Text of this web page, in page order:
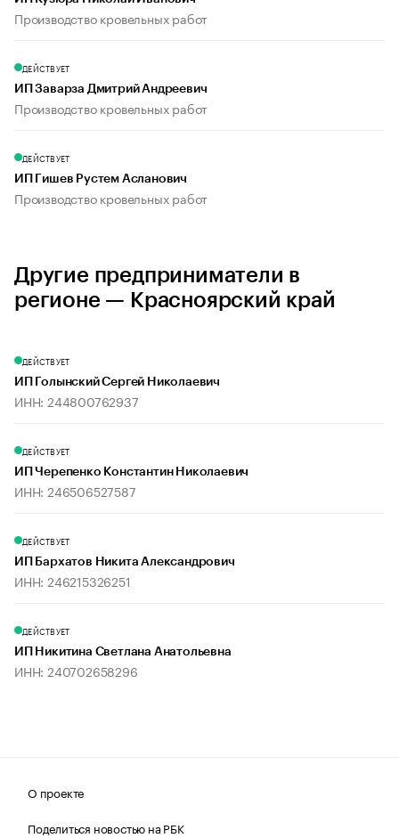
Производство кровельных работ
ДЕЙСТВУЕТ
ИП Заварза Дмитрий Андреевич
Производство кровельных работ
ДЕЙСТВУЕТ
ИП Гишев Рустем Асланович
Производство кровельных работ
Другие предприниматели в
регионе — Красноярский край
ДЕЙСТВУЕТ
ИП Голынский Сергей Николаевич
ИНН: 244800762937
ДЕЙСТВУЕТ
ИП Черепенко Константин Николаевич
ИНН: 246506527587
ДЕЙСТВУЕТ
ИП Бархатов Никита Александрович
ИНН: 246215326251
ДЕЙСТВУЕТ
ИП Никитина Светлана Анатольевна
ИНН: 240702658296
О проекте
Поделиться новостью на РБК